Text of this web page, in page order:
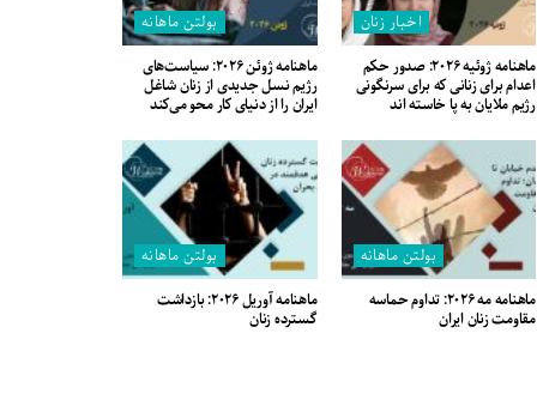
اخبار زنان
ماهنامه ژوئیه ۲۰۲۶: صدور حکم
اعدام برای زنانی که برای سرنگونی
رژیم ملایان به پا خاسته اند
بولتن ماهانه
ماهنامه ژوئن ۲۰۲۶: سیاست‌های
رژیم نسل جدیدی از زنان شاغل
ایران را از دنیای کار محو می‌کند
بولتن ماهانه
ماهنامه مه ۲۰۲۶: تداوم حماسه
مقاومت زنان ایران
بولتن ماهانه
ماهنامه آوریل ۲۰۲۶: بازداشت
گسترده زنان